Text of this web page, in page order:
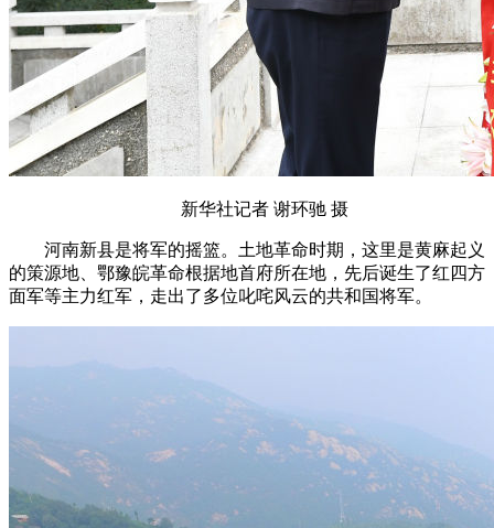
新华社记者 谢环驰 摄
河南新县是将军的摇篮。土地革命时期，这里是黄麻起义
的策源地、鄂豫皖革命根据地首府所在地，先后诞生了红四方
面军等主力红军，走出了多位叱咤风云的共和国将军。